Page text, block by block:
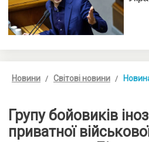
Новини Світові новини
Групу бойовиків
приватної